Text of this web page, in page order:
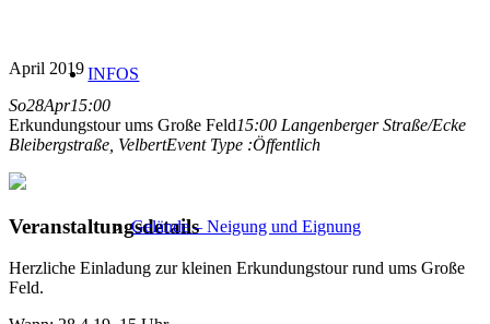
INFOS
Gelände – Neigung und Eignung
April 2019
So28Apr15:00
Erkundungstour ums Große Feld15:00 Langenberger Straße/Ecke
Bleibergstraße, VelbertEvent Type :Öffentlich
Veranstaltungsdetails
Herzliche Einladung zur kleinen Erkundungstour rund ums Große
Feld.